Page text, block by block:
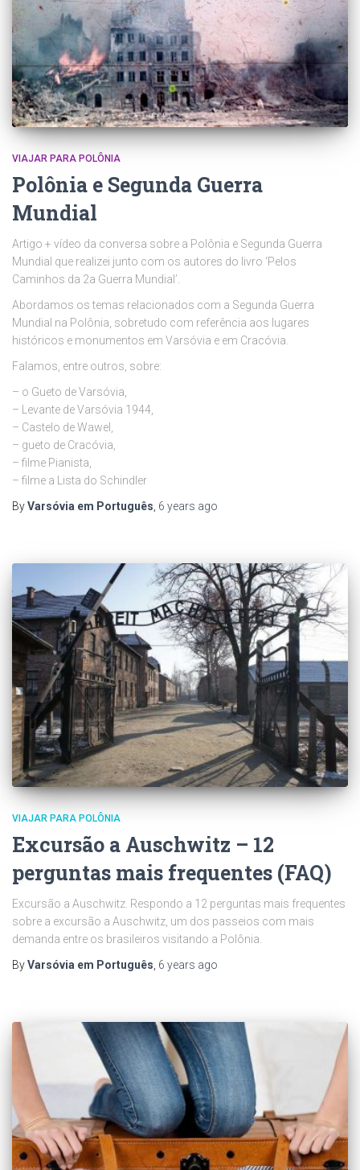
VIAJAR PARA POLÔNIA
Polônia e Segunda Guerra
Mundial
Artigo + vídeo da conversa sobre a Polônia e Segunda Guerra
Mundial que realizei junto com os autores do livro ‘Pelos
Caminhos da 2a Guerra Mundial’.
Abordamos os temas relacionados com a Segunda Guerra
Mundial na Polônia, sobretudo com referência aos lugares
históricos e monumentos em Varsóvia e em Cracóvia.
Falamos, entre outros, sobre:
– o Gueto de Varsóvia,
– Levante de Varsóvia 1944,
– Castelo de Wawel,
– gueto de Cracóvia,
– filme Pianista,
– filme a Lista do Schindler
ByVarsóvia em Português 6 years ago
VIAJAR PARA POLÔNIA
Excursão a Auschwitz – 12
perguntas mais frequentes (FAQ)
Excursão a Auschwitz. Respondo a 12 perguntas mais frequentes
sobre a excursão a Auschwitz, um dos passeios com mais
demanda entre os brasileiros visitando a Polônia.
ByVarsóvia em Português, 6 years ago